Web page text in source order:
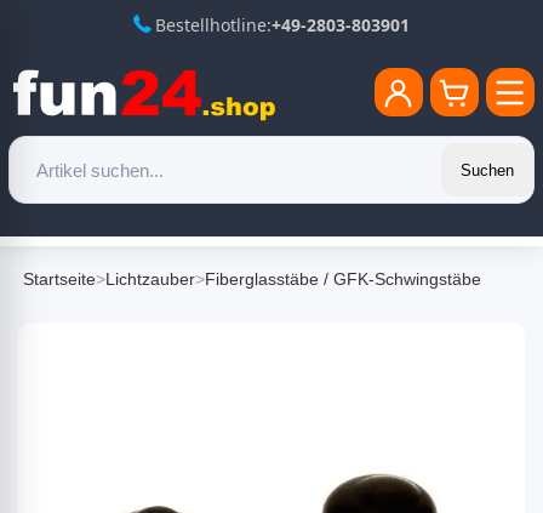
Bestellhotline:+49-2803-803901
Suchen
Startseite>Lichtzauber>Fiberglasstäbe / GFK-Schwingstäbe